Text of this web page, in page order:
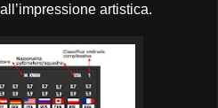
artistica.